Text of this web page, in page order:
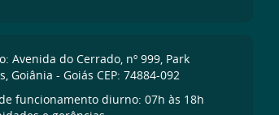
Avenida do Cerrado, nº 999, Park
Goiânia - Goiás CEP: 74884-092
funcionamento diurno: 07h às 18h